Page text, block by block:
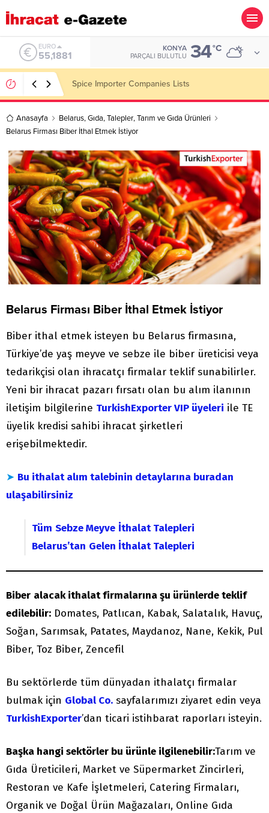
ALTIN
6.660,55
KONYA
PARÇALI BULUTLU 34°C
Konşimento Veri Tabanları Eskide Kalacak!
Anasayfa Belarus,Gıda,Talepler,Tarım ve Gıda Ürünleri
Belarus Firması Biber İthal Etmek İstiyor
Belarus Firması Biber İthal Etmek İstiyor
Biber ithal etmek isteyen bu Belarus firmasına,
Türkiye’de yaş meyve ve sebze ile biber üreticisi veya
tedarikçisi olan ihracatçı firmalar teklif sunabilirler.
Yeni bir ihracat pazarı fırsatı olan bu alım ilanının
iletişim bilgilerine TurkishExporter VIP üyeleri ile TE
üyelik kredisi sahibi ihracat şirketleri
erişebilmektedir.
➤ Bu ithalat alım talebinin detaylarına buradan
ulaşabilirsiniz
Tüm Sebze Meyve İthalat Talepleri
Belarus’tan Gelen İthalat Talepleri
Biber alacak ithalat firmalarına şu ürünlerde teklif
edilebilir: Domates, Patlıcan, Kabak, Salatalık, Havuç,
Soğan, Sarımsak, Patates, Maydanoz, Nane, Kekik, Pul
Biber, Toz Biber, Zencefil
Bu sektörlerde tüm dünyadan ithalatçı firmalar
bulmak için Global Co. sayfalarımızı ziyaret edin veya
TurkishExporter’dan ticari istihbarat raporları isteyin.
Başka hangi sektörler bu ürünle ilgilenebilir:Tarım ve
Gıda Üreticileri, Market ve Süpermarket Zincirleri,
Restoran ve Kafe İşletmeleri, Catering Firmaları,
Organik ve Doğal Ürün Mağazaları, Online Gıda